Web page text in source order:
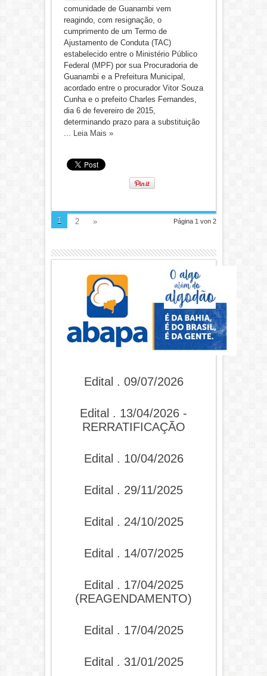
comunidade de Guanambi vem
reagindo, com resignação, o
cumprimento de um Termo de
Ajustamento de Conduta (TAC)
estabelecido entre o Ministério Público
Federal (MPF) por sua Procuradoria de
Guanambi e a Prefeitura Municipal,
acordado entre o procurador Vitor Souza
Cunha e o prefeito Charles Fernandes,
dia 6 de fevereiro de 2015,
determinando prazo para a substituição
... Leia Mais »
Página 1 von 2
1 2 »
Edital . 09/07/2026
Edital . 13/04/2026 -
RERRATIFICAÇÃO
Edital . 10/04/2026
Edital . 29/11/2025
Edital . 24/10/2025
Edital . 14/07/2025
Edital . 17/04/2025
(REAGENDAMENTO)
Edital . 17/04/2025
Edital . 31/01/2025